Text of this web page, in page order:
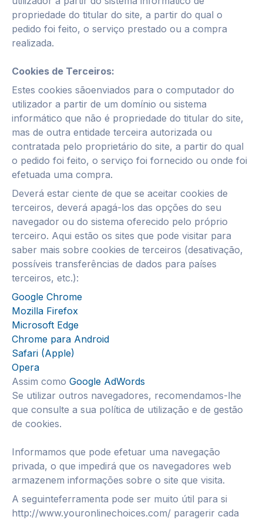
propriedade do titular do site, a partir do qual o
pedido foi feito, o serviço prestado ou a compra
realizada.
Cookies de Terceiros:
Estes cookies sãoenviados para o computador do
utilizador a partir de um domínio ou sistema
informático que não é propriedade do titular do site,
mas de outra entidade terceira autorizada ou
contratada pelo proprietário do site, a partir do qual
o pedido foi feito, o serviço foi fornecido ou onde foi
efetuada uma compra.
Deverá estar ciente de que se aceitar cookies de
terceiros, deverá apagá-los das opções do seu
navegador ou do sistema oferecido pelo próprio
terceiro. Aqui estão os sites que pode visitar para
saber mais sobre cookies de terceiros (desativação,
possíveis transferências de dados para países
terceiros, etc.):
Google Chrome
Mozilla Firefox
Microsoft Edge
Chrome para Android
Safari (Apple)
Opera
Assim como Google AdWords
Se utilizar outros navegadores, recomendamos-lhe
que consulte a sua política de utilização e de gestão
de cookies.
Informamos que pode efetuar uma navegação
privada, o que impedirá que os navegadores web
armazenem informações sobre o site que visita.
A seguinteferramenta pode ser muito útil para si
http://www.youronlinechoices.com/ paragerir cada